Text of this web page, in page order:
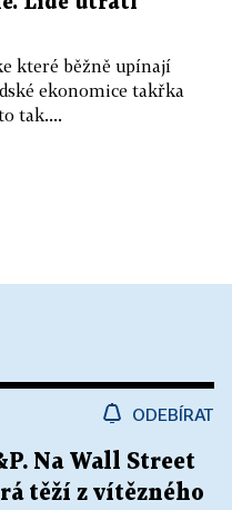
které běžně upínají
ekonomice takřka
tak....
ODEBÍRAT
Na Wall Street
těží z vítězného